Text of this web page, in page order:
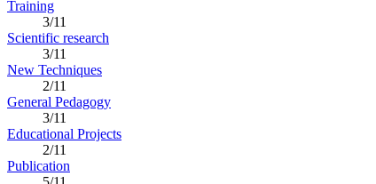
Training
3/11
Scientific research
3/11
New Techniques
2/11
General Pedagogy
3/11
Educational Projects
2/11
Publication